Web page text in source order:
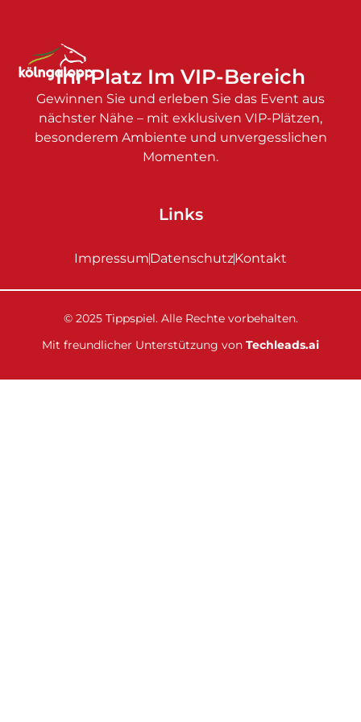
Ihr Platz Im VIP-Bereich
Gewinnen Sie und erleben Sie das Event aus
nächster Nähe – mit exklusiven VIP-Plätzen,
besonderem Ambiente und unvergesslichen
Momenten.
Links
ImpressumDatenschutzKontakt
© 2025 Tippspiel. Alle Rechte vorbehalten.
Mit freundlicher Unterstützung von Techleads.ai